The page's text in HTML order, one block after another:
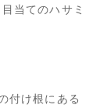
当てのハサミ
付け根にある